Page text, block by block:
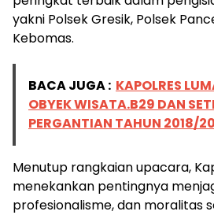
yakni Polsek Gresik, Polsek
Kebomas.
BACA JUGA : KAPOLRES
OBYEK WISATA.B29 DAN
PERGANTIAN TAHUN 2018/
Menutup rangkaian upacara,
menekankan pentingnya
profesionalisme, dan moralitas